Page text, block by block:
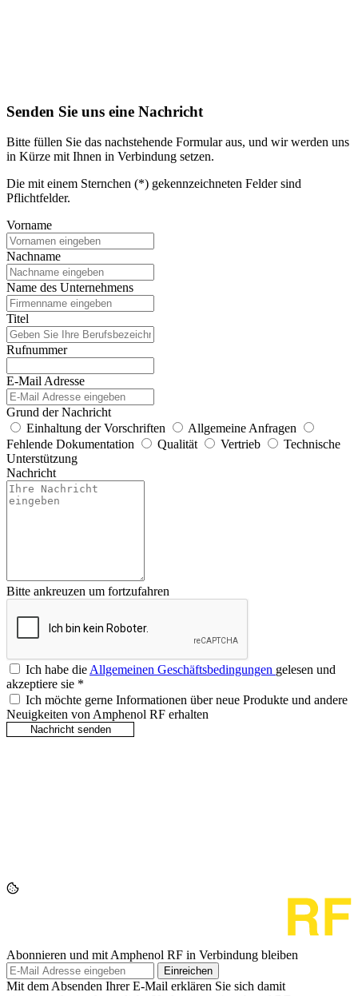
Senden Sie uns eine Nachricht
Bitte füllen Sie das nachstehende Formular aus, und wir werden uns
in Kürze mit Ihnen in Verbindung setzen.
Die mit einem Sternchen (*) gekennzeichneten Felder sind
Pflichtfelder.
Vorname
Nachname
Name des Unternehmens
Titel
Rufnummer
E-Mail Adresse
Grund der Nachricht
Einhaltung der Vorschriften
Allgemeine Anfragen
Fehlende Dokumentation
Qualität Vertrieb
Technische
Unterstützung
Nachricht
Bitte ankreuzen um fortzufahren
Ich habe die Allgemeinen Geschäftsbedingungen gelesen und
akzeptiere sie *
Ich möchte gerne Informationen über neue Produkte und andere
Neuigkeiten von Amphenol RF erhalten
Abonnieren und mit Amphenol RF in Verbindung bleiben
Einreichen
Mit dem Absenden Ihrer E-Mail erklären Sie sich damit